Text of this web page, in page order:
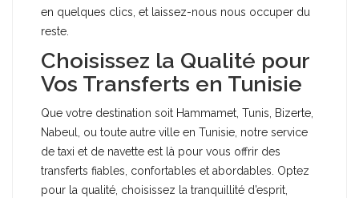
en quelques clics, et laissez-nous nous occuper du
reste.
Choisissez la Qualité pour
Vos Transferts en Tunisie
Que votre destination soit Hammamet, Tunis, Bizerte,
Nabeul, ou toute autre ville en Tunisie, notre service
de taxi et de navette est là pour vous offrir des
transferts fiables, confortables et abordables. Optez
pour la qualité, choisissez la tranquillité d’esprit,